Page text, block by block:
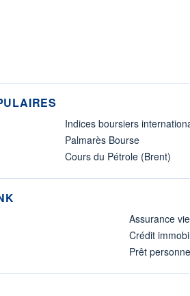
Indices boursiers
Palmarès Bourse
Cours du Pétrole (Brent)
Assurance vie
Crédit
Prêt